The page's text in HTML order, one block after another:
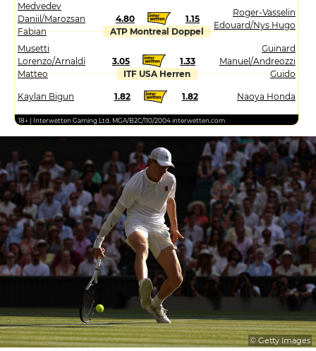
Medvedev
Daniil/Marozsan
Fabian
4.80 1.15
Roger-Vasselin
Edouard/Nys Hugo
ATP Montreal Doppel
Musetti
Lorenzo/Arnaldi
Matteo
3.05 1.33
Guinard
Manuel/Andreozzi
Guido
ITF USA Herren
Kaylan Bigun 1.82 1.82 Naoya Honda
18+ | Interwetten Gaming Ltd. MGA/B2C/110/2004 interwetten.com
© Getty Images